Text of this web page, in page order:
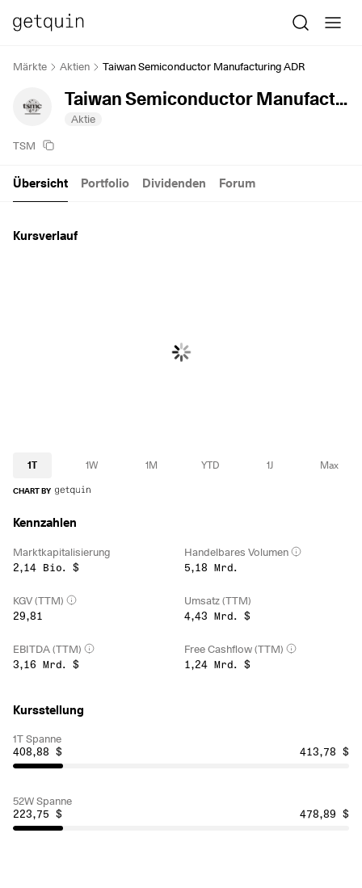
Märkte Aktien Taiwan Semiconductor Manufacturing ADR
Taiwan Semiconductor Manufacturing ADR
Aktie
TSM
Übersicht Portfolio Dividenden Forum
Kursverlauf
1T 1W 1M YTD 1J Max
CHART BY
Kennzahlen
Marktkapitalisierung
2,14 Bio. $
Handelbares Volumen
5,18 Mrd.
KGV (TTM)
29,81
Umsatz (TTM)
4,43 Mrd. $
EBITDA (TTM)
3,16 Mrd. $
Free Cashflow (TTM)
1,24 Mrd. $
Kursstellung
1T Spanne
408,88 $
413,78 $
52W Spanne
223,75 $
478,89 $